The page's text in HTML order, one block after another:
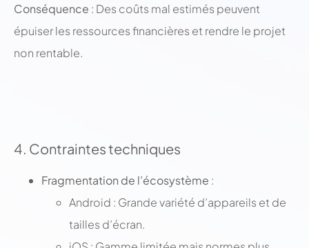
Conséquence : Des coûts mal estimés peuvent
épuiser les ressources financières et rendre le projet
non rentable.
4. Contraintes techniques
Fragmentation de l’écosystème :
Android : Grande variété d’appareils et de
tailles d’écran.